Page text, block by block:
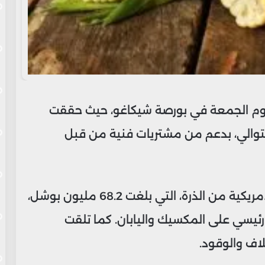
يوم الجمعة في بورصة شيكاغو، حيث حققت
على التوالي، بدعم من مشتريات فنية من قبل
جاء هذا الارتفاع نتيجة لزيادة الصادرات الأمريكية من الذرة، التي بلغت 68.2 مليون بوشل،
على المكسيك واليابان. كما تلقت
والوقود.